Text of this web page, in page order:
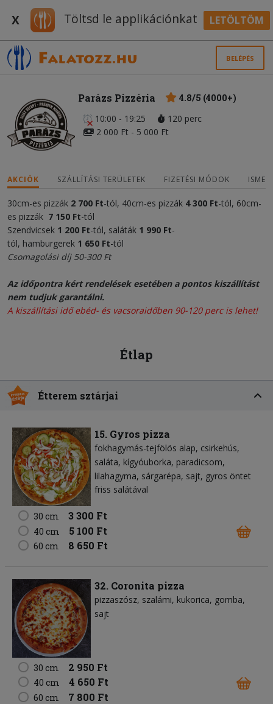
X Töltsd le applikációnkat LETÖLTÖM
BELÉPÉS
Parázs Pizzéria
4.8/5 (4000+)
10:00 - 19:25
120 perc
2 000 Ft - 5 000 Ft
AKCIÓK SZÁLLÍTÁSI TERÜLETEK FIZETÉSI MÓDOK
30cm-es pizzák 2 700 Ft-tól, 40cm-es pizzák 4 300 Ft-tól, 60cm-
es pizzák 7 150 Ft-tól
Szendvicsek 1 200 Ft-tól, saláták 1 990 Ft-
tól, hamburgerek 1 650 Ft-tól
Csomagolási díj 50-300 Ft
Az időpontra kért rendelések esetében a pontos kiszállítást
nem tudjuk garantálni.
A kiszállítási idő ebéd- és vacsoraidőben 90-120 perc is lehet!
Étlap
Étterem sztárjai
15. Gyros pizza
fokhagymás-tejfölös alap csirkehús
saláta kígyóuborka paradicsom
lilahagyma sárgarépa sajt gyros öntet
friss salátával
30 cm 3 300 Ft
40 cm 5 100 Ft
60 cm 8 650 Ft
32. Coronita pizza
pizzaszósz szalámi kukorica gomba
sajt
30 cm 2 950 Ft
40 cm 4 650 Ft
60 cm 7 800 Ft